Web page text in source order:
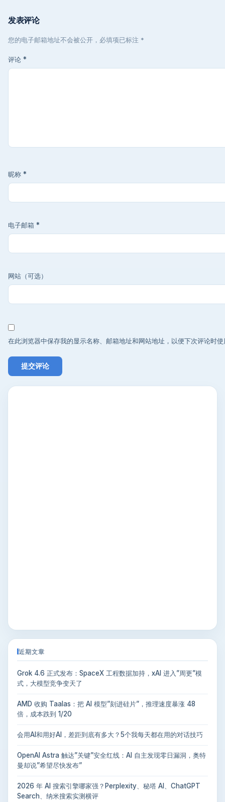
发表评论
您的电子邮箱地址不会被公开，必填项已标注 *
评论 *
昵称 *
电子邮箱 *
网站（可选）
在此浏览器中保存我的显示名称、邮箱地址和网站地址，以便下次评论时使
近期文章
Grok 4.6 正式发布：SpaceX 工程数据加持，xAI 进入”周更”模
式，大模型竞争变天了
AMD 收购 Taalas：把 AI 模型”刻进硅片”，推理速度暴涨 48
倍，成本跌到 1/20
会用AI和用好AI，差距到底有多大？5个我每天都在用的对话技巧
OpenAI Astra 触达”关键”安全红线：AI 自主发现零日漏洞，奥特
曼却说”希望尽快发布”
2026 年 AI 搜索引擎哪家强？Perplexity、秘塔 AI、ChatGPT
Search、纳米搜索实测横评